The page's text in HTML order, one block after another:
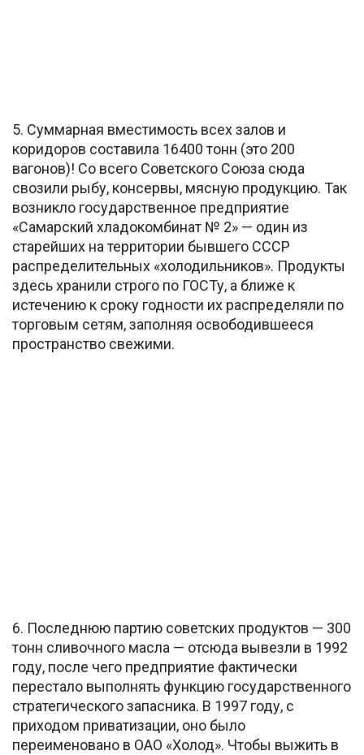
5. Суммарная вместимость всех залов и
коридоров составила 16400 тонн (это 200
вагонов)! Со всего Советского Союза сюда
свозили рыбу, консервы, мясную продукцию. Так
возникло государственное предприятие
«Самарский хладокомбинат № 2» — один из
старейших на территории бывшего СССР
распределительных «холодильников». Продукты
здесь хранили строго по ГОСТу, а ближе к
истечению к сроку годности их распределяли по
торговым сетям, заполняя освободившееся
пространство свежими.
6. Последнюю партию советских продуктов — 300
тонн сливочного масла — отсюда вывезли в 1992
году, после чего предприятие фактически
перестало выполнять функцию государственного
стратегического запасника. В 1997 году, с
приходом приватизации, оно было
переименовано в ОАО «Холод». Чтобы выжить в